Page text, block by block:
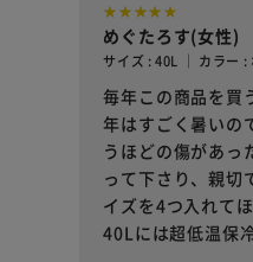
めぐたろす(女性)
サイズ : 40L ｜ カラー
毎年この商品を買
年はすごく暑いの
うほどの傷があっ
って下さり、親切
イズを4つ入れて
40Lには超低温保